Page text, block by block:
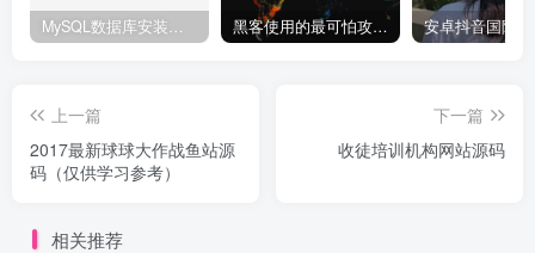
MySQL数据库安装教程 黑客使用的最可怕攻击手段有哪些?
上一篇
2017最新球球大作战鱼站源
码（仅供学习参考）
下一篇
收徒培训机构网站源码
相关推荐